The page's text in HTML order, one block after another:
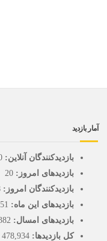
آمار بازدید
بازدیدکنندگان آنلاین:
بازدیدهای امروز: 20
بازدیدکنندگان امروز:
بازدیدهای این ماه:
بازدیدهای امسال:
کل بازدیدها: 478,934